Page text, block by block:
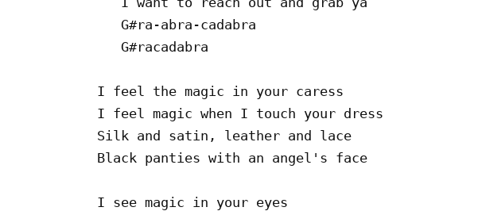
   G#ra-abra-cadabra
   G#racadabra
I feel the magic in your caress
I feel magic when I touch your dress
Silk and satin, leather and lace
Black panties with an angel's face
I see magic in your eyes